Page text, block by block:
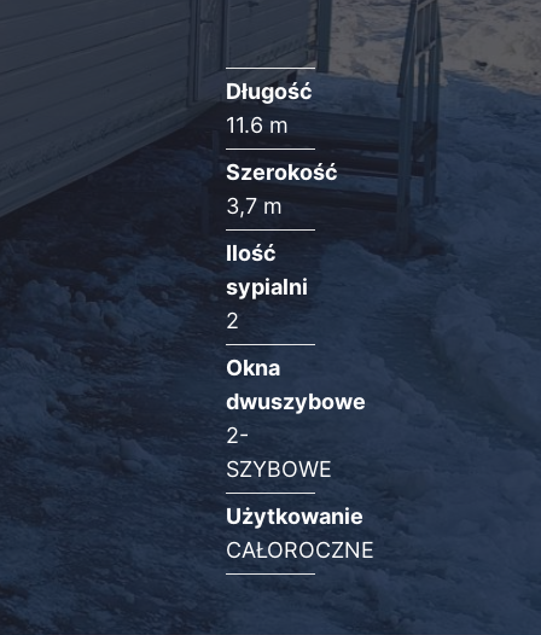
Długość
11.6 m
Szerokość
3,7 m
Ilość
sypialni
2
Okna
dwuszybowe
2-
SZYBOWE
Użytkowanie
CAŁOROCZNE